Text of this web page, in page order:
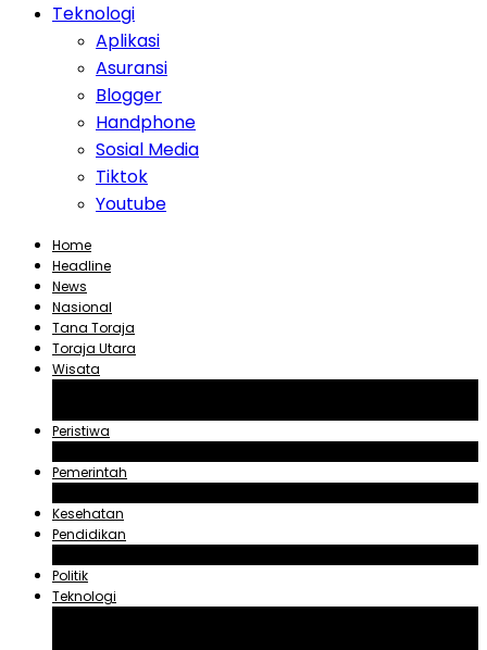
Teknologi
Aplikasi
Asuransi
Blogger
Handphone
Sosial Media
Tiktok
Youtube
Home
Headline
News
Nasional
Tana Toraja
Toraja Utara
Wisata
Peristiwa
Pemerintah
Kesehatan
Pendidikan
Politik
Teknologi